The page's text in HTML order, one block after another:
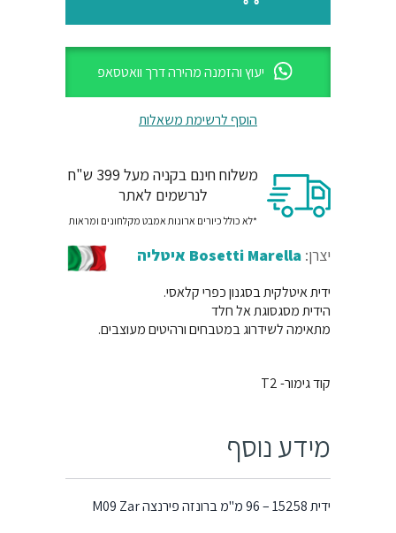
יעוץ והזמנה מהירה דרך וואטסאפ
הוסף לרשימת משאלות
משלוח חינם בקניה מעל 399 ש"ח
לנרשמים לאתר
*לא כולל כיורים ארונות אמבט מקלחונים ומראות
יצרן: Bosetti Marella איטליה
ידית איטלקית בסגנון כפרי קלאסי.
הידית מסגסוגת אל חלד
מתאימה לשידרוג במטבחים ורהיטים מעוצבים.
קוד גימור- T2
מידע נוסף
ידית 15258 – 96 מ"מ ברונזה פירנצה M09 Zar